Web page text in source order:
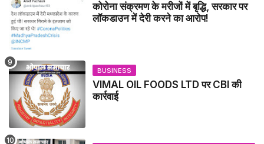
कोरोना संक्रमण के मरीजों में बृद्धि, सरकार पर
लॉकडाउन में देरी करने का आरोप!
BUSINESS
VIMAL OIL FOODS LTD पर CBI की
कार्रवाई